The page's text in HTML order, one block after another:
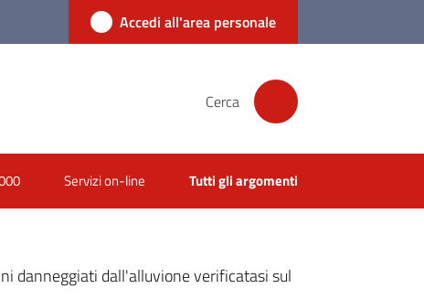
Accedi all'area personale
Cerca
Servizi on-line Tutti gli argomenti
danneggiati dall'alluvione verificatasi sul